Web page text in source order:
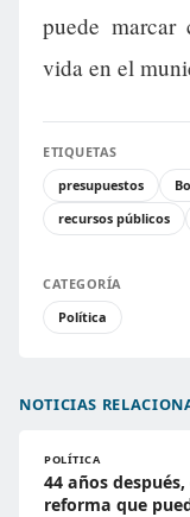
puede marcar
vida en el
ETIQUETAS
presupuestos
recursos públicos
CATEGORÍA
Política
NOTICIAS
POLÍTICA
44 años
reforma que